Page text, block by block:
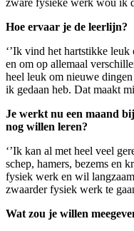
zware fysieke werk wou ik
Hoe ervaar je de leerlijn?
‘’Ik vind het hartstikke leuk
en om op allemaal
heel leuk om nieuwe
ik gedaan heb. Dat maakt
Je werkt nu een maand
nog willen leren?
‘’Ik kan al met heel veel
schep, hamers, bezems en
fysiek werk en wil
zwaarder fysiek werk te
Wat zou je willen